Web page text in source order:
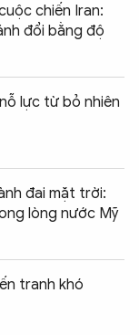
chiến Iran:
đổi bằng độ
lực từ bỏ nhiên
đai mặt trời:
lòng nước Mỹ
tranh khó